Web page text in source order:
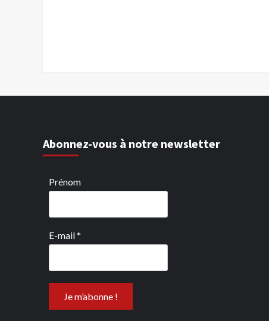
Abonnez-vous à notre newsletter
Prénom
E-mail*